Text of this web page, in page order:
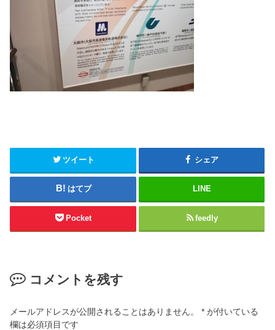
ツイート シェア
はてブ LINE
Pocket feedly
コメントを残す
メールアドレスが公開されることはありません。 * が付いている
欄は必須項目です